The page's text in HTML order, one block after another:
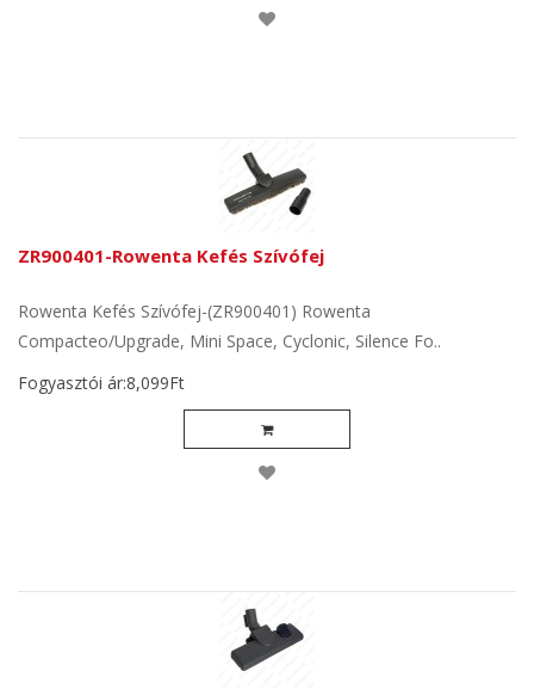
ZR900401-Rowenta Kefés Szívófej
Rowenta Kefés Szívófej-(ZR900401) Rowenta
Compacteo/Upgrade, Mini Space, Cyclonic, Silence Fo..
Fogyasztói ár:8,099Ft